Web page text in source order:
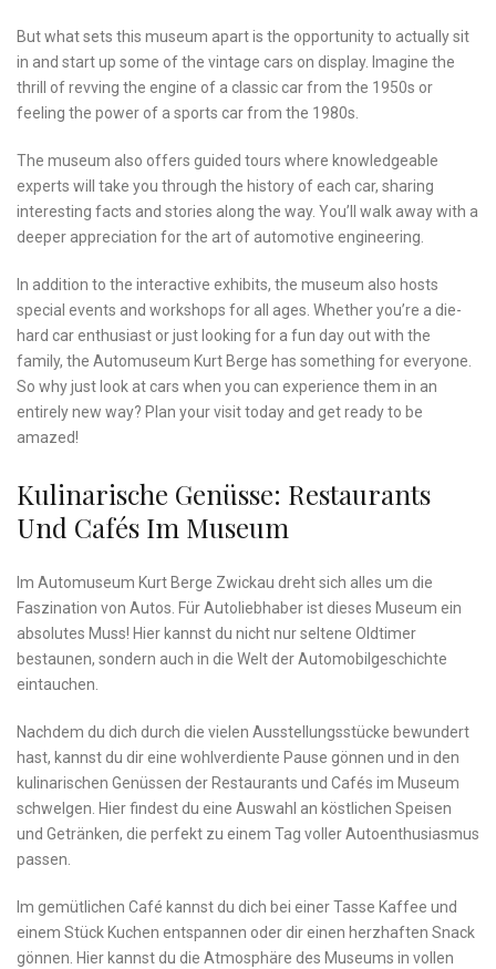
But what sets this museum apart ‍is the opportunity⁣ to⁢ actually sit
in‍ and start up some of the ‌vintage cars⁢ on display. Imagine the
thrill of revving‍ the engine ⁢of a ‌classic car from the 1950s or
feeling the ​power of⁤ a sports car ​from the 1980s.
The museum also ‍offers guided tours ​where knowledgeable
experts will ⁣take ⁢you through the history of each ⁢car,⁣ sharing
⁣interesting‌ facts and ⁣stories ⁢along ⁤the way. You’ll walk away‍ with a
​deeper appreciation⁢ for the art of automotive engineering.
In addition to the ‍interactive⁤ exhibits, the ⁤museum also hosts
special events and workshops for all⁢ ages. ⁢Whether you’re a​ die-
hard car enthusiast​ or just looking⁣ for​ a fun day out with⁣ the‌
family,‌ the​ Automuseum Kurt Berge has something for everyone.
So why just‌ look at cars ‌when you can ⁤experience⁤ them in an
entirely new ⁤way? Plan‌ your visit‌ today ⁤and get ‌ready to be
amazed!
Kulinarische Genüsse: Restaurants
Und Cafés Im​ Museum
Im Automuseum⁢ Kurt⁤ Berge Zwickau dreht ‍sich alles um die‍
Faszination von Autos. Für Autoliebhaber ‍ist dieses Museum ein
absolutes Muss! Hier ‌kannst​ du nicht nur seltene Oldtimer
bestaunen, sondern auch in die Welt der ‍Automobilgeschichte
eintauchen.
Nachdem du dich durch die ⁣vielen Ausstellungsstücke bewundert
hast, kannst du dir eine wohlverdiente⁣ Pause⁤ gönnen und in den⁢
kulinarischen Genüssen der Restaurants und Cafés im ⁤Museum
schwelgen. Hier findest du‍ eine ‍Auswahl an köstlichen Speisen
⁣und Getränken,⁢ die perfekt zu einem ⁤Tag voller Autoenthusiasmus
passen.
Im ‌gemütlichen Café kannst du dich⁢ bei einer Tasse Kaffee⁤ und
⁤einem ⁣Stück Kuchen entspannen oder dir ⁣einen herzhaften Snack‍
gönnen. Hier kannst du⁤ die Atmosphäre des Museums in vollen